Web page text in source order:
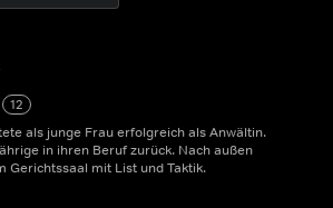
12
als junge Frau erfolgreich als Anwältin.
in ihren Beruf zurück. Nach außen
Gerichtssaal mit List und Taktik.